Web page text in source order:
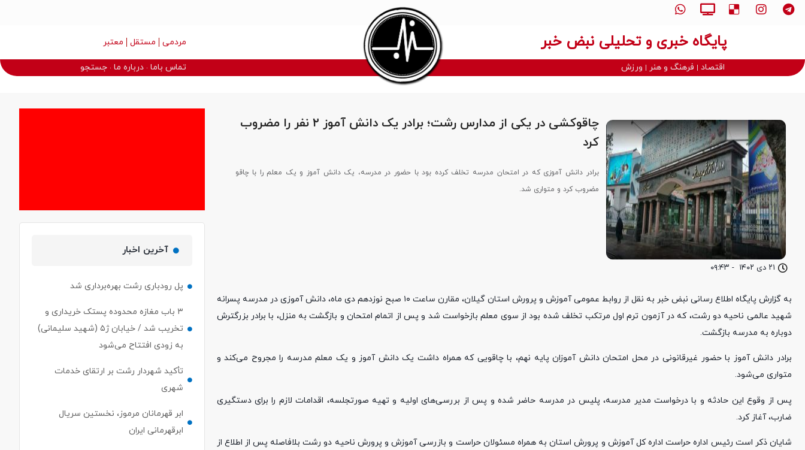
پایگاه خبری و تحلیلی نبض خبر مردمی مستقل معتبر
اقتصاد فرهنگ و هنر ورزش تماس باما درباره ما جستجو
۲۱ دی ۱۴۰۲ - ۰۹:۴۳
چاقوکشی در یکی از مدارس رشت؛ برادر یک دانش آموز ۲ نفر را مضروب
کرد
برادر دانش آموزی که در امتحان مدرسه تخلف کرده بود با حضور در مدرسه، یک دانش آموز و یک معلم را با چاقو
مضروب کرد و متواری شد.
به گزارش پایگاه اطلاع رسانی نبض خبر به نقل از روابط عمومی آموزش و پرورش استان گیلان، مقارن ساعت ۱۰ صبح نوزدهم دی ماه، دانش آموزی در مدرسه پسرانه
شهید عالمی ناحیه دو رشت، که در آزمون ترم اول مرتکب تخلف شده بود از سوی معلم بازخواست شد و پس از اتمام امتحان و بازگشت به منزل، با برادر بزرگترش
دوباره به مدرسه بازگشت.
برادر دانش آموز با حضور غیرقانونی در محل امتحان دانش آموزان پایه نهم، با چاقویی که همراه داشت یک دانش آموز و یک معلم مدرسه را مجروح می‌کند و
متواری می‌شود.
پس از وقوع این حادثه و با درخواست مدیر مدرسه، پلیس در مدرسه حاضر شده و پس از بررسی‌های اولیه و تهیه صورتجلسه، اقدامات لازم را برای دستگیری
ضارب، آغاز کرد.
شایان ذکر است رئیس اداره حراست اداره کل آموزش و پرورش استان به همراه مسئولان حراست و بازرسی آموزش و پرورش ناحیه دو رشت بلافاصله پس از اطلاع از
آخرین اخبار
پل رودباری رشت بهره‌برداری شد
۳ باب مغازه محدوده پستک خریداری و
تخریب شد / خیابان ژ۵ (شهید سلیمانی)
به زودی افتتاح می‌شود
تأکید شهردار رشت بر ارتقای خدمات
شهری
ابر قهرمانان مرموز، نخستین سریال
ابرقهرمانی ایران